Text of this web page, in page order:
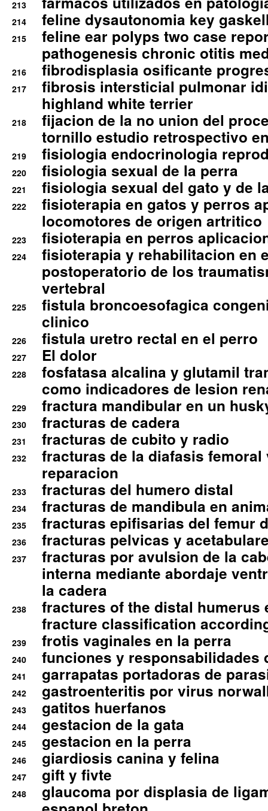
213
214 feline dysautonomia key
215
feline ear polyps two case
pathogenesis chronic otitis
216 fibrodisplasia osificante
217
fibrosis intersticial pulmonar
highland white terrier
218
fijacion de la no union del
tornillo estudio retrospectivo
219 fisiologia endocrinologia
220 fisiologia sexual de la perra
221 fisiologia sexual del gato y de
222
fisioterapia en gatos y perros
locomotores de origen artritico
223 fisioterapia en perros
224
fisioterapia y rehabilitacion en
postoperatorio de los
vertebral
225
fistula broncoesofagica
clinico
226 fistula uretro rectal en el perro
227 El dolor
228
fosfatasa alcalina y glutamil
como indicadores de lesion
229 fractura mandibular en un
230 fracturas de cadera
231 fracturas de cubito y radio
232
fracturas de la diafasis
reparacion
233 fracturas del humero distal
234 fracturas de mandibula en
235 fracturas epifisarias del femur
236 fracturas pelvicas y
237
fracturas por avulsion de la
interna mediante abordaje
la cadera
238
fractures of the distal humerus
fracture classification
239 frotis vaginales en la perra
240 funciones y responsabilidades
241 garrapatas portadoras de
242 gastroenteritis por virus
243 gatitos huerfanos
244 gestacion de la gata
245 gestacion en la perra
246 giardiosis canina y felina
247 gift y fivte
248
glaucoma por displasia de